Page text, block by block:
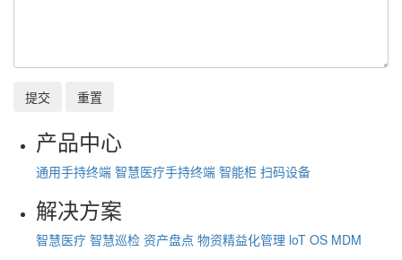
提交 重置
产品中心
通用手持终端 智慧医疗手持终端 智能柜 扫码设备
解决方案
智慧医疗 智慧巡检 资产盘点 物资精益化管理 loT OS MDM